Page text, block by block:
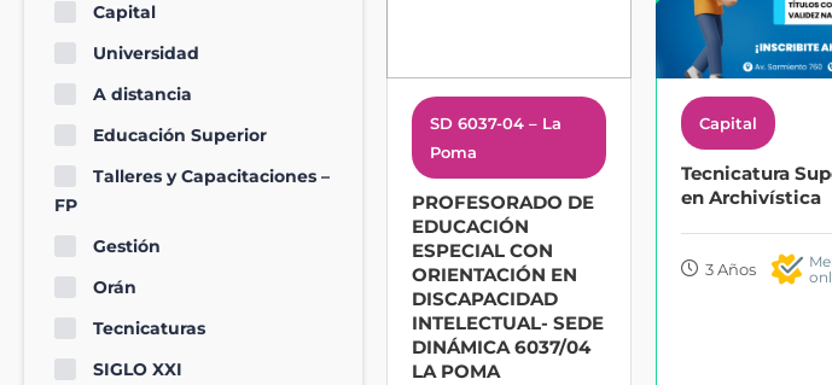
Capital
Universidad
A distancia
Educación Superior
Talleres y Capacitaciones –
FP
Gestión
Orán
Tecnicaturas
SIGLO XXI
SD 6037-04 – La
Poma
PROFESORADO DE
EDUCACIÓN
ESPECIAL CON
ORIENTACIÓN EN
DISCAPACIDAD
INTELECTUAL- SEDE
DINÁMICA 6037/04
LA POMA
Capital
Tecnicatura
en Archivística
3 Años